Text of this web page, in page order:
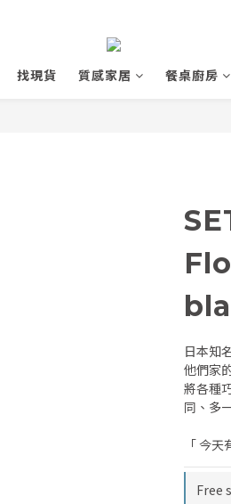
找現貨 質感家居 餐桌廚房
日本知
他們家
將各種
同、多
「 今
Free